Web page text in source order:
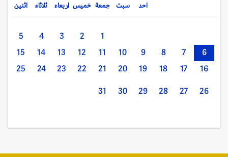
اثنين ثلاثاء اربعاء خميس جمعة سبت احد
1
2
3
4
5
6
7
8
9
10
11
12
13
14
15
16
17
18
19
20
21
22
23
24
25
26
27
28
29
30
31